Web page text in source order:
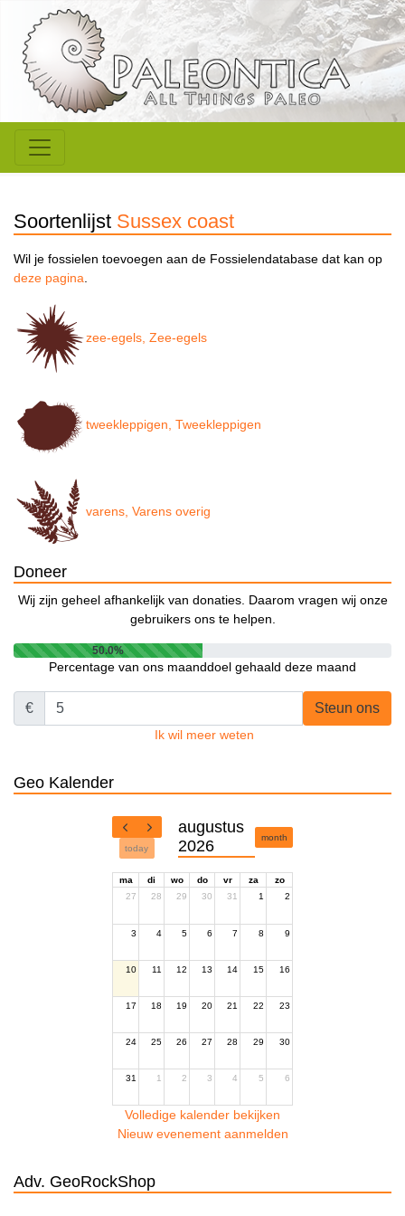
Soortenlijst Sussex coast
Wil je fossielen toevoegen aan de Fossielendatabase dat kan op
deze pagina.
zee-egels, Zee-egels
tweekleppigen, Tweekleppigen
varens, Varens overig
Doneer
Wij zijn geheel afhankelijk van donaties. Daarom vragen wij onze
gebruikers ons te helpen.
50.0%
Percentage van ons maanddoel gehaald deze maand
€ Steun ons
Ik wil meer weten
Geo Kalender
today
augustus
2026
month
ma di wo do vr za
zo
27
28 29 30 31 1 2
3 4 5 6 7 8 9
10 11 12 13 14 15 16
17 18 19 20 21 22 23
24 25 26 27 28 29 30
31 1 2 3 4 5 6
Volledige kalender bekijken
Nieuw evenement aanmelden
Adv. GeoRockShop